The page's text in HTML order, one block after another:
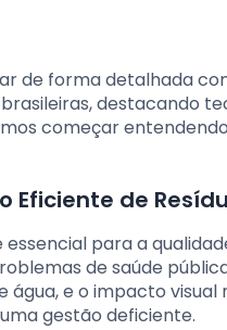
de forma detalhada
destacando
começar
Eficiente de
para a
de saúde
água, e o impacto
gestão deficiente.